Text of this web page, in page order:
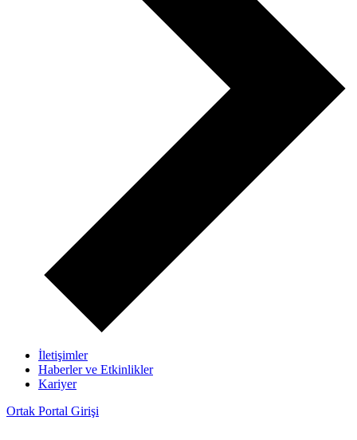
İletişimler
Haberler ve Etkinlikler
Kariyer
Ortak Portal Girişi